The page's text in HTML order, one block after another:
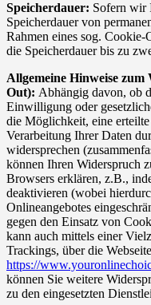
Speicherdauer: Sofern wir
Speicherdauer von
Rahmen eines sog. Cookie-
die Speicherdauer bis zu
Allgemeine Hinweise
Out): Abhängig davon, ob
Einwilligung oder
die Möglichkeit, eine
Verarbeitung Ihrer Daten
widersprechen
können Ihren Widerspruch
Browsers erklären, z.B.,
deaktivieren (wobei
Onlineangebotes
gegen den Einsatz von
kann auch mittels einer
Trackings, über die
https://
können Sie weitere
zu den eingesetzten